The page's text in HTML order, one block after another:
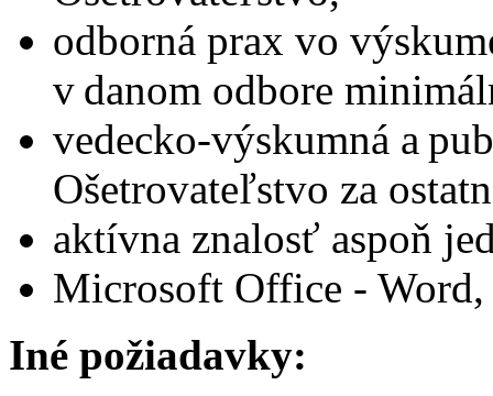
odborná prax vo
v danom odbore
vedecko-výskumná a
Ošetrovateľstvo za
aktívna znalosť aspoň
Microsoft Office -
Iné požiadavky: